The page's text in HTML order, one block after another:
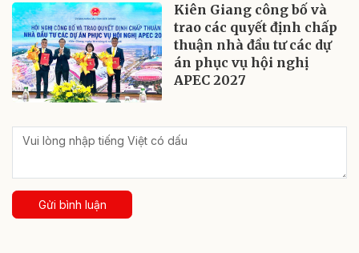
Kiên Giang công bố và
trao các quyết định chấp
thuận nhà đầu tư các dự
án phục vụ hội nghị
APEC 2027
Gửi bình luận